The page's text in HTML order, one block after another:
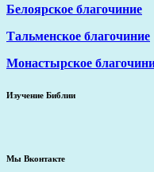
Белоярское благочиние
Тальменское благочиние
Монастырское
Изучение Библии
Мы Вконтакте